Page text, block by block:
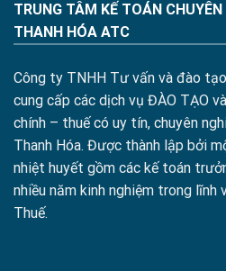
TRUNG TÂM KẾ TOÁN
THANH HÓA ATC
Công ty TNHH Tư vấn và đào
cung cấp các dịch vụ ĐÀO TẠO
chính – thuế có uy tín, chuyên
Thanh Hóa. Được thành lập bởi
nhiệt huyết gồm các kế toán
nhiều năm kinh nghiệm trong lĩnh
Thuế.